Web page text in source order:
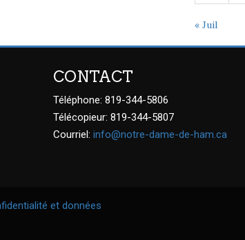
« Juil
CONTACT
Téléphone: 819-344-5806
Télécopieur: 819-344-5807
Courriel: info@notre-dame-de-ham.ca
et données